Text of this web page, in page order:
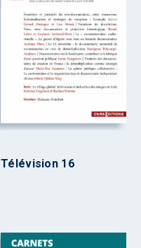
Télévision 16